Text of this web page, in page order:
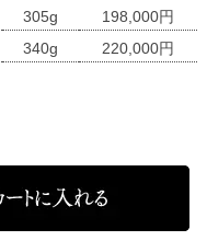
305g
198,000円
340g 220,000円